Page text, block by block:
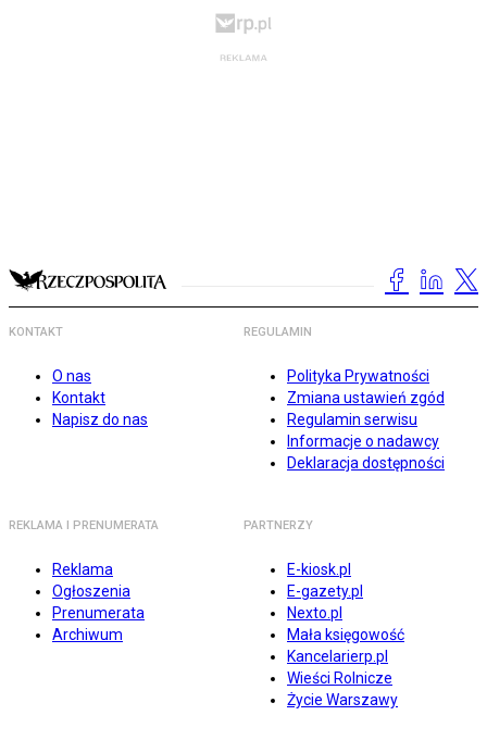
KONTAKT
O nas
Kontakt
Napisz do nas
REGULAMIN
Polityka Prywatności
Zmiana ustawień zgód
Regulamin serwisu
Informacje o nadawcy
Deklaracja dostępności
REKLAMA I PRENUMERATA
Reklama
Ogłoszenia
Prenumerata
Archiwum
PARTNERZY
E-kiosk.pl
E-gazety.pl
Nexto.pl
Mała księgowość
Kancelarierp.pl
Wieści Rolnicze
Życie Warszawy